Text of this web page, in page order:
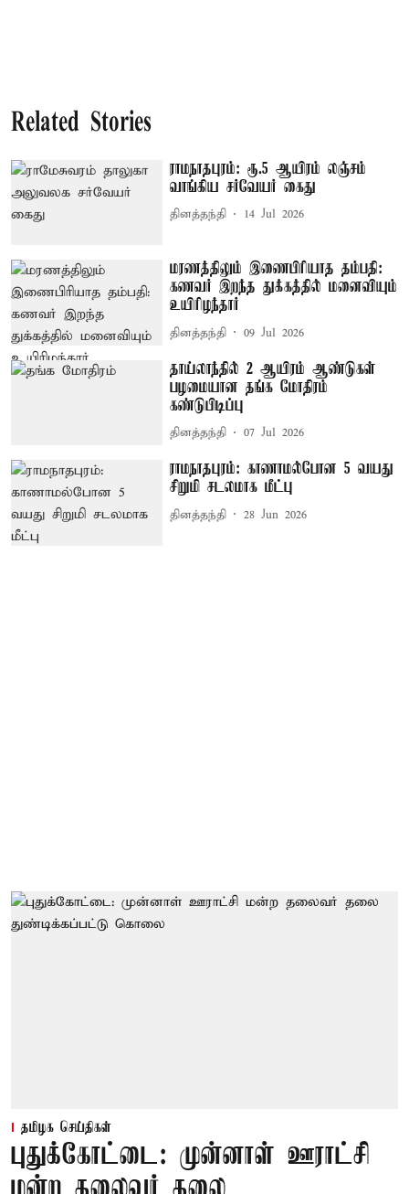
Related Stories
ராமநாதபுரம்: ரூ.5 ஆயிரம் லஞ்சம்
வாங்கிய சர்வேயர் கைது
தினத்தந்தி 14 Jul 2026
மரணத்திலும் இணைபிரியாத தம்பதி:
கணவர் இறந்த துக்கத்தில் மனைவியும்
உயிரிழந்தார்
தினத்தந்தி 09 Jul 2026
தாய்லாந்தில் 2 ஆயிரம் ஆண்டுகள்
பழமையான தங்க மோதிரம்
கண்டுபிடிப்பு
தினத்தந்தி 07 Jul 2026
ராமநாதபுரம்: காணாமல்போன 5 வயது
சிறுமி சடலமாக மீட்பு
தினத்தந்தி 28 Jun 2026
தமிழக செய்திகள்
புதுக்கோட்டை: முன்னாள் ஊராட்சி